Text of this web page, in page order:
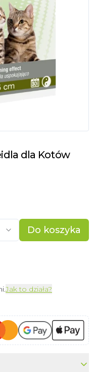
dla Kotów
Do koszyka
Jak to działa?